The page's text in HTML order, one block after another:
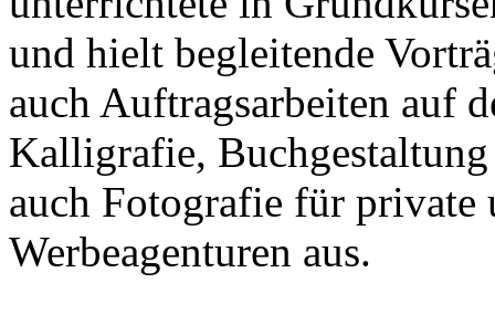
und hielt begleitende
auch Auftragsarbeiten auf
Kalligrafie,
auch Fotografie für private
Werbeagenturen aus.